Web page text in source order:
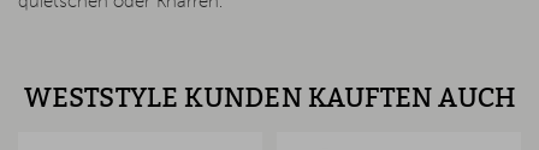
WESTSTYLE KUNDEN KAUFTEN AUCH